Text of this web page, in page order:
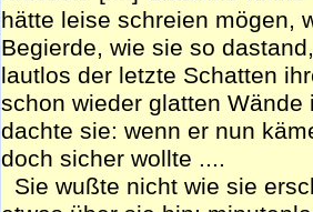
hätte leise schreien mögen,
Begierde, wie sie so
lautlos der letzte Schatten
schon wieder glatten
dachte sie: wenn er nun
doch sicher wollte ....
Sie wußte nicht wie sie